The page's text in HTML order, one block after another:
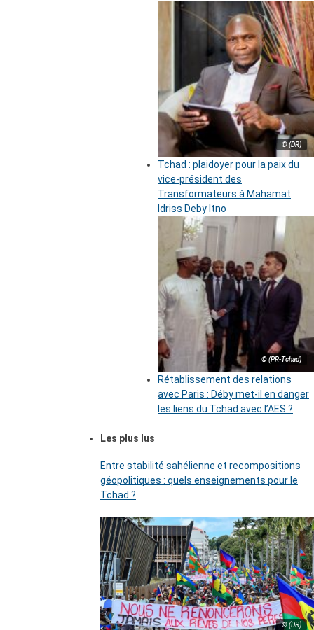
© (DR)
Tchad : plaidoyer pour la paix du
vice-président des
Transformateurs à Mahamat
Idriss Deby Itno
© (PR-Tchad)
Rétablissement des relations
avec Paris : Déby met-il en danger
les liens du Tchad avec l’AES ?
Les plus lus
Entre stabilité sahélienne et recompositions
géopolitiques : quels enseignements pour le
Tchad ?
© (DR)